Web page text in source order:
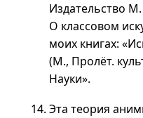
Издательство
О классовом
моих книгах:
(М., Пролёт.
Науки».
Эта теория